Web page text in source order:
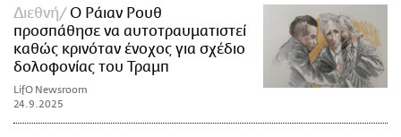
Διεθνή
Ο Ράιαν Ρουθ
προσπάθησε να αυτοτραυματιστεί
καθώς κρινόταν ένοχος για σχέδιο
δολοφονίας του Τραμπ
LifO Newsroom
24.9.2025